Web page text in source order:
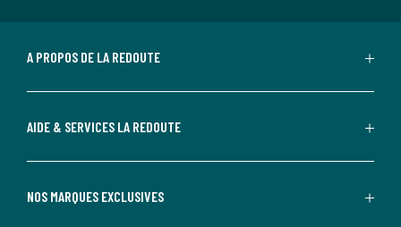
A PROPOS DE LA REDOUTE
AIDE & SERVICES LA REDOUTE
NOS MARQUES EXCLUSIVES